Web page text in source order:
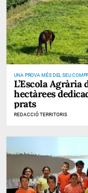
UNA PROVA MÉS DEL SEU
DE PREVENCIÓ D’INCENDIS
L’Escola
hectàrees
prats
REDACCIÓ TERRITORIS